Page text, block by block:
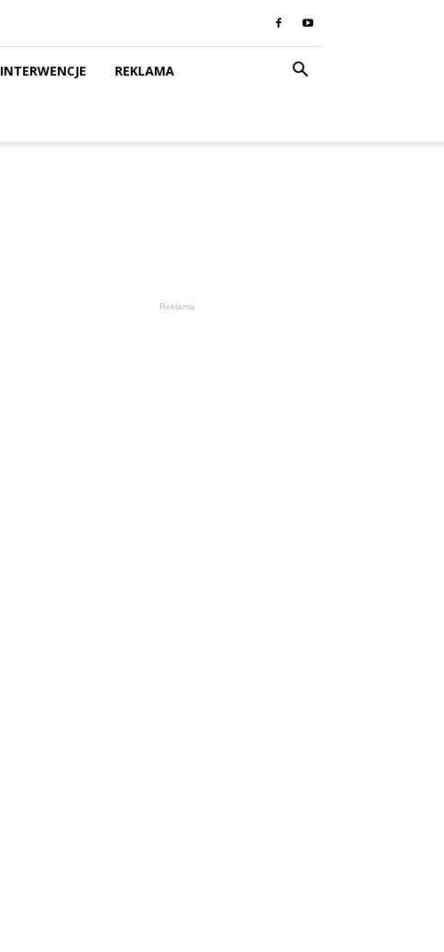
INTERWENCJE REKLAMA
Reklama